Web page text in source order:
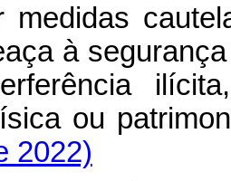
medidas
à
ou
2022)